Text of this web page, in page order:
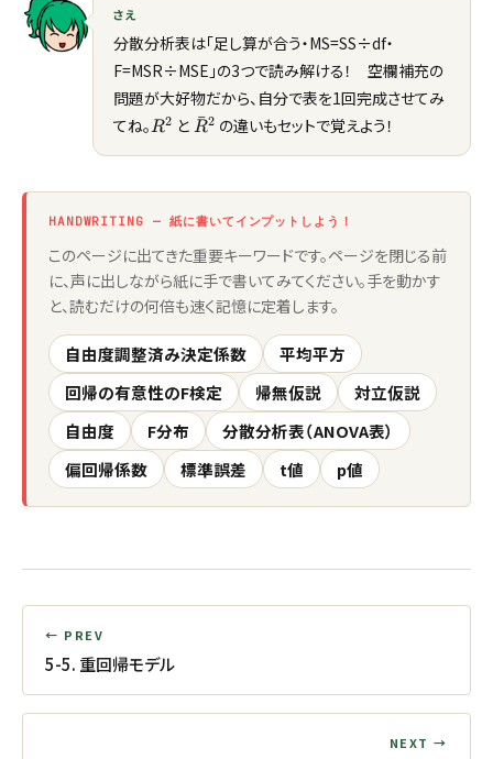
さえ
分散分析表は「足し算が合う・MS=SS÷df・
F=MSR÷MSE」の3つで読み解ける！ 空欄補充の
問題が大好物だから、自分で表を1回完成させてみ
てね。 R^2
R2 と \bar{R}^2
R
ˉ2 の違いもセットで覚えよう！
HANDWRITING — 紙に書いてインプットしよう！
このページに出てきた重要キーワードです。ページを閉じる前
に、声に出しながら紙に手で書いてみてください。手を動かす
と、読むだけの何倍も速く記憶に定着します。
自由度調整済み決定係数
平均平方
回帰の有意性のF検定
帰無仮説
対立仮説
自由度
F分布
分散分析表（ANOVA表）
偏回帰係数
標準誤差 t値 p値
← PREV
5-5. 重回帰モデル
NEXT →